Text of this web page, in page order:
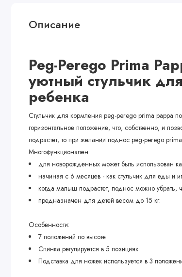
Описание
Peg-Perego Prima
уютный стульчик
ребенка
Стульчик для кормления peg-perego prima pappa
горизонтальное положение, что, собственно, и
подрастет, то при желании поднос peg-perego
Многофункционален:
для новорожденных может быть использован
начиная с 6 месяцев - как стульчик для еды и
когда малыш подрастет, поднос можно убрать,
предназначен для детей весом до 15 кг.
Особенности:
7 положений по высоте
Спинка регулируется в 5 позициях
Подставка для ножек используется в 3